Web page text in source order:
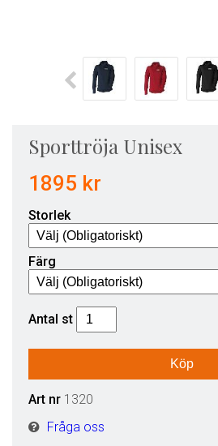
Sporttröja Unisex
1895 kr
Storlek
Färg
Antal st
Art nr 1320
Fråga oss